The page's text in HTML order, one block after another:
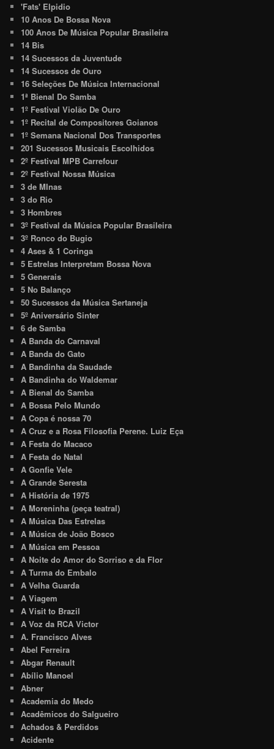
'Fats' Elpidio
10 Anos De Bossa Nova
100 Anos De Música Popular Brasileira
14 Bis
14 Sucessos da Juventude
14 Sucessos de Ouro
16 Seleções De Música Internacional
1ª Bienal Do Samba
1º Festival Violão De Ouro
1º Recital de Compositores Goianos
1º Semana Nacional Dos Transportes
201 Sucessos Musicais Escolhidos
2º Festival MPB Carrefour
2º Festival Nossa Música
3 de MInas
3 do Rio
3 Hombres
3º Festival da Música Popular Brasileira
3º Ronco do Bugio
4 Ases & 1 Coringa
5 Estrelas Interpretam Bossa Nova
5 Generais
5 No Balanço
50 Sucessos da Música Sertaneja
5º Aniversário Sinter
6 de Samba
A Banda do Carnaval
A Banda do Gato
A Bandinha da Saudade
A Bandinha do Waldemar
A Bienal do Samba
A Bossa Pelo Mundo
A Copa é nossa 70
A Cruz e a Rosa Filosofia Perene. Luiz Eça
A Festa do Macaco
A Festa do Natal
A Gonfie Vele
A Grande Seresta
A História de 1975
A Moreninha (peça teatral)
A Música Das Estrelas
A Música de João Bosco
A Música em Pessoa
A Noite do Amor do Sorriso e da Flor
A Turma do Embalo
A Velha Guarda
A Viagem
A Visit to Brazil
A Voz da RCA Victor
A. Francisco Alves
Abel Ferreira
Abgar Renault
Abílio Manoel
Abner
Academia do Medo
Acadêmicos do Salgueiro
Achados & Perdidos
Acidente